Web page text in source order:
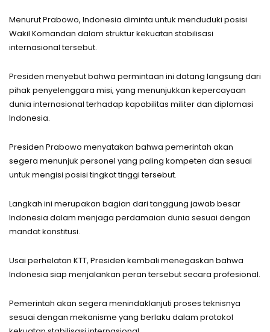
Menurut Prabowo, Indonesia diminta untuk menduduki posisi
Wakil Komandan dalam struktur kekuatan stabilisasi
internasional tersebut.
Presiden menyebut bahwa permintaan ini datang langsung dari
pihak penyelenggara misi, yang menunjukkan kepercayaan
dunia internasional terhadap kapabilitas militer dan diplomasi
Indonesia.
Presiden Prabowo menyatakan bahwa pemerintah akan
segera menunjuk personel yang paling kompeten dan sesuai
untuk mengisi posisi tingkat tinggi tersebut.
Langkah ini merupakan bagian dari tanggung jawab besar
Indonesia dalam menjaga perdamaian dunia sesuai dengan
mandat konstitusi.
Usai perhelatan KTT, Presiden kembali menegaskan bahwa
Indonesia siap menjalankan peran tersebut secara profesional.
Pemerintah akan segera menindaklanjuti proses teknisnya
sesuai dengan mekanisme yang berlaku dalam protokol